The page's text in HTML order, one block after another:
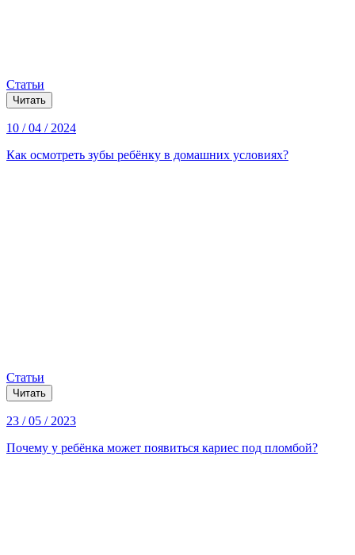
Статьи
Читать
10 / 04 / 2024
Как осмотреть зубы ребёнку в домашних условиях?
Статьи
Читать
23 / 05 / 2023
Почему у ребёнка может появиться кариес под пломбой?